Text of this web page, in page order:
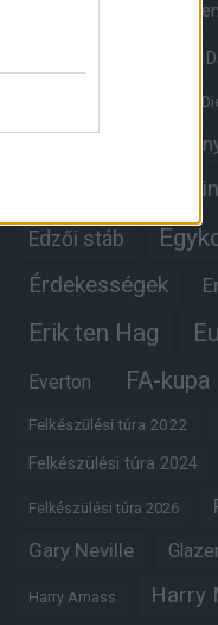
Edzői stáb
Érdekességek
Erik ten Hag
Everton FA-kupa
Felkészülési túra 2022
Felkészülési túra 2024
Felkészülési túra 2026
Gary Neville
Harry Amass Harry